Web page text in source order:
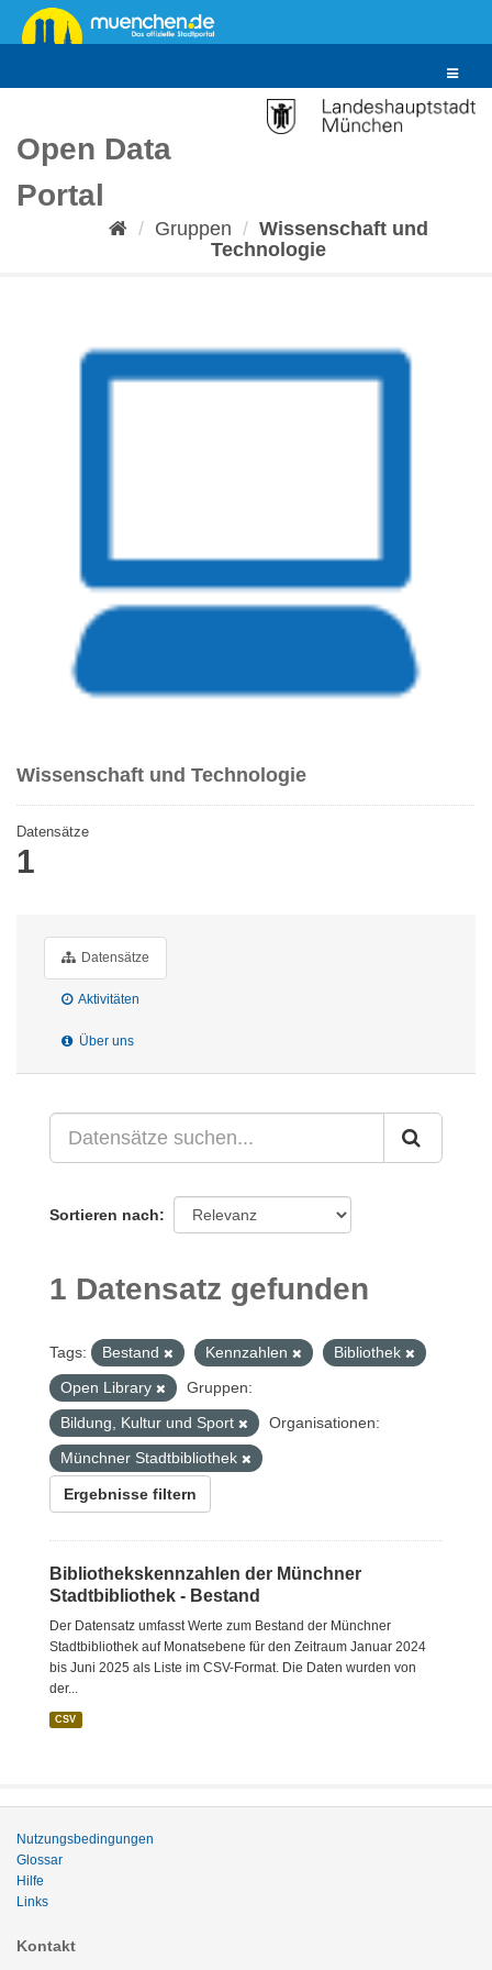
Überspringen
zum
Toggle
Open Data
Portal
Gruppen
Wissenschaft und
Technologie
Wissenschaft und Technologie
Datensätze
1
Datensätze
Aktivitäten
Über uns
Sortieren nach
1 Datensatz gefunden
Tags: Bestand Kennzahlen
Bibliothek
Open Library
Gruppen:
Bildung, Kultur und Sport
Organisationen:
Münchner Stadtbibliothek
Ergebnisse filtern
Bibliothekskennzahlen der Münchner
Stadtbibliothek - Bestand
Der Datensatz umfasst Werte zum Bestand der Münchner
Stadtbibliothek auf Monatsebene für den Zeitraum Januar 2024
bis Juni 2025 als Liste im CSV-Format. Die Daten wurden von
der...
CSV
Nutzungsbedingungen
Glossar
Hilfe
Links
Kontakt